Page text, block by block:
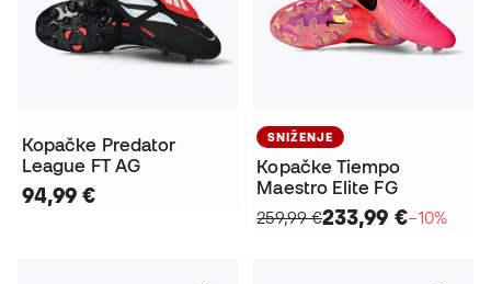
Kopačke Predator
League FT AG
94,99 €
SNIŽENJE
Kopačke Tiempo
Maestro Elite FG
259,99 €233,99 €−10%